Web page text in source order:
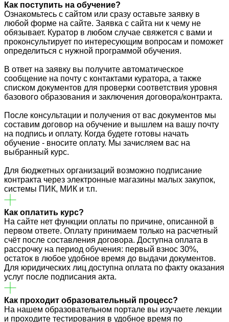
Как поступить на обучение?
Ознакомьтесь с сайтом или сразу оставьте заявку в
любой форме на сайте. Заявка с сайта ни к чему не
обязывает. Куратор в любом случае свяжется с вами и
проконсультирует по интересующим вопросам и поможет
определиться с нужной программой обучения.
В ответ на заявку вы получите автоматическое
сообщение на почту с контактами куратора, а также
списком документов для проверки соответствия уровня
базового образования и заключения договора/контракта.
После консультации и получения от вас документов мы
составим договор на обучение и вышлем на вашу почту
на подпись и оплату. Когда будете готовы начать
обучение - вносите оплату. Мы зачисляем вас на
выбранный курс.
Для бюджетных организаций возможно подписание
контракта через электронные магазины малых закупок,
системы ПИК, МИК и т.п.
Как оплатить курс?
На сайте нет функции оплаты по причине, описанной в
первом ответе. Оплату принимаем только на расчетный
счёт после составления договора. Доступна оплата в
рассрочку на период обучения: первый взнос 30%,
остаток в любое удобное время до выдачи документов.
Для юридических лиц доступна оплата по факту оказания
услуг после подписания акта.
Как проходит образовательный процесс?
На нашем образовательном портале вы изучаете лекции
и проходите тестирования в удобное время по